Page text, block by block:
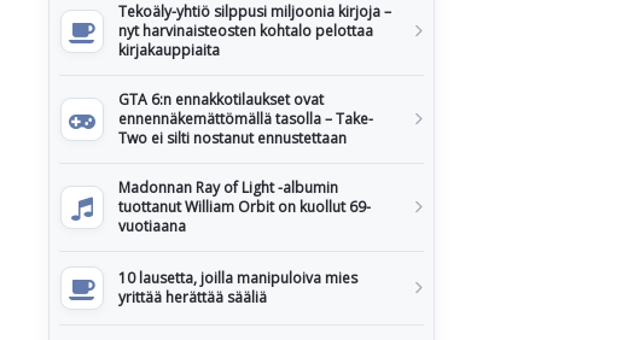
Tekoäly-yhtiö silppusi miljoonia kirjoja –
nyt harvinaisteosten kohtalo pelottaa
kirjakauppiaita
GTA 6:n ennakkotilaukset ovat
ennennäkemättömällä tasolla – Take-
Two ei silti nostanut ennustettaan
Madonnan Ray of Light -albumin
tuottanut William Orbit on kuollut 69-
vuotiaana
10 lausetta, joilla manipuloiva mies
yrittää herättää sääliä